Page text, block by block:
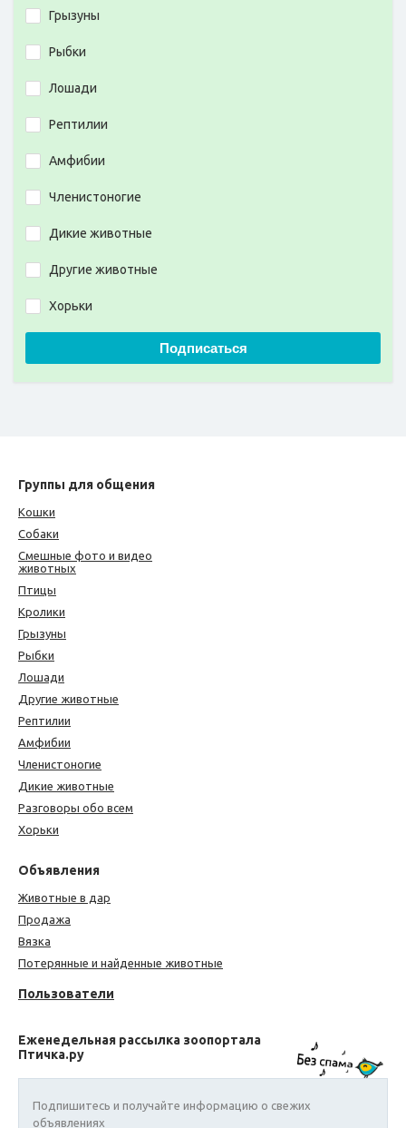
Грызуны
Рыбки
Лошади
Рептилии
Амфибии
Членистоногие
Дикие животные
Другие животные
Хорьки
Подписаться
Группы для общения
Кошки
Собаки
Смешные фото и видео
животных
Птицы
Кролики
Грызуны
Рыбки
Лошади
Другие животные
Рептилии
Амфибии
Членистоногие
Дикие животные
Разговоры обо всем
Хорьки
Объявления
Животные в дар
Продажа
Вязка
Потерянные и найденные животные
Пользователи
Еженедельная рассылка зоопортала
Птичка.ру
Подпишитесь и получайте информацию о свежих
объявлениях